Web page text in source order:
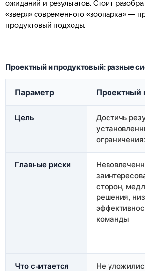
ожиданий и результатов. Стоит
«зверя» современного «зоопарка» —
продуктовый подходы.
Проектный и продуктовый: разные
Параметр Проектный
Цель
Достичь
Главные риски
сторон,
решения,
команды
Что считается
Не